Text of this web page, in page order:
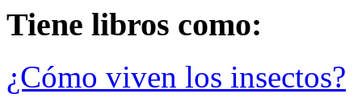
Tiene libros como:
¿Cómo viven los insectos?